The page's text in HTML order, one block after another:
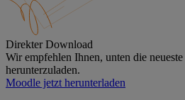
Direkter Download
Wir empfehlen Ihnen, unten die
herunterzuladen.
Moodle jetzt herunterladen